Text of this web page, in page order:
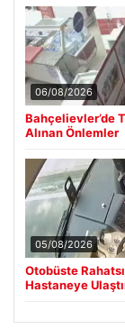
06/08/2026
Bahçelievler’de
Alınan Önlemler
05/08/2026
Otobüste
Hastaneye